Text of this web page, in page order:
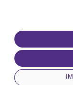
CONDIZIONI
Termini e
Politica sulla
Gestione dei